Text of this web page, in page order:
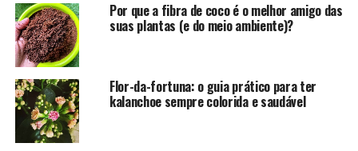
Por que a fibra de coco é o melhor amigo das
suas plantas (e do meio ambiente)?
Flor-da-fortuna: o guia prático para ter
kalanchoe sempre colorida e saudável